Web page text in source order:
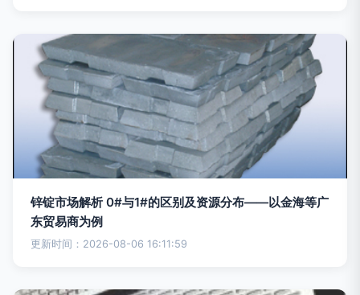
锌锭市场解析 0#与1#的区别及资源分布——以金海等广
东贸易商为例
更新时间：2026-08-06 16:11:59